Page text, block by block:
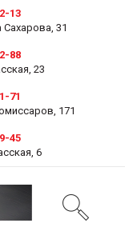
13
Сахарова, 31
88
23
71
171
45
6